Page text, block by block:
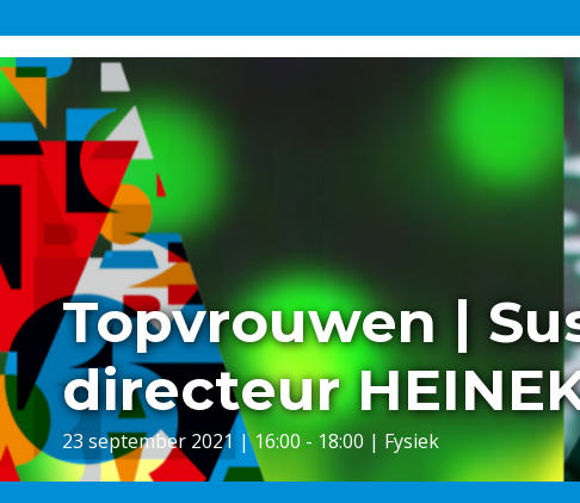
Topvrouwen |
directeur
23 september 2021 | 16:00 - 18:00 | Fysiek